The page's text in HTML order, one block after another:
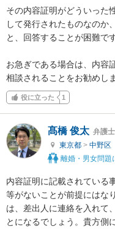
その内容証明がどういった
して発行されたものなのか
と、回答することが困難です
お急ぎである場合は、内容
相談されることをお勧めしま
役に立った 1
髙橋 俊太 弁護士
東京都 > 中野区
離婚・男女問題
内容証明に記載されている
等がないことが前提にはな
は、差出人に連絡を入れて
とになるでしょう。貴方側